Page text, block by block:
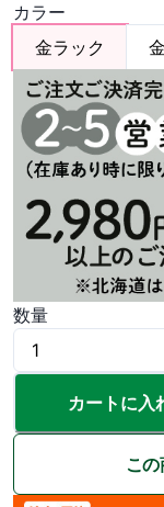
カラー
金ラック
数量
カートに入
こ